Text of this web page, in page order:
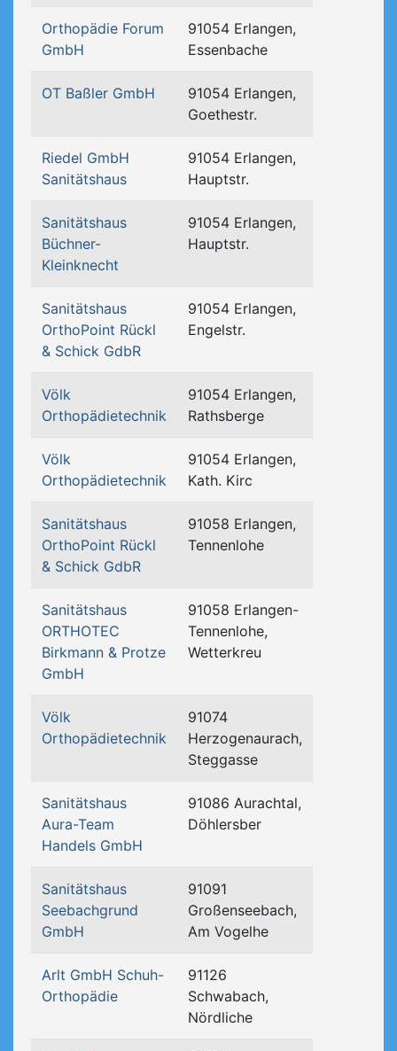
Orthopädie Forum
GmbH
91054 Erlangen,
Essenbache
OT Baßler GmbH
91054 Erlangen,
Goethestr.
Riedel GmbH
Sanitätshaus
91054 Erlangen,
Hauptstr.
Sanitätshaus
Büchner-
Kleinknecht
91054 Erlangen,
Hauptstr.
Sanitätshaus
OrthoPoint Rückl
& Schick GdbR
91054 Erlangen,
Engelstr.
Völk
Orthopädietechnik
91054 Erlangen,
Rathsberge
Völk
Orthopädietechnik
91054 Erlangen,
Kath. Kirc
Sanitätshaus
OrthoPoint Rückl
& Schick GdbR
91058 Erlangen,
Tennenlohe
Sanitätshaus
ORTHOTEC
Birkmann & Protze
GmbH
91058 Erlangen-
Tennenlohe,
Wetterkreu
Völk
Orthopädietechnik
91074
Herzogenaurach,
Steggasse
Sanitätshaus
Aura-Team
Handels GmbH
91086 Aurachtal,
Döhlersber
Sanitätshaus
Seebachgrund
GmbH
91091
Großenseebach,
Am Vogelhe
Arlt GmbH Schuh-
Orthopädie
91126
Schwabach,
Nördliche